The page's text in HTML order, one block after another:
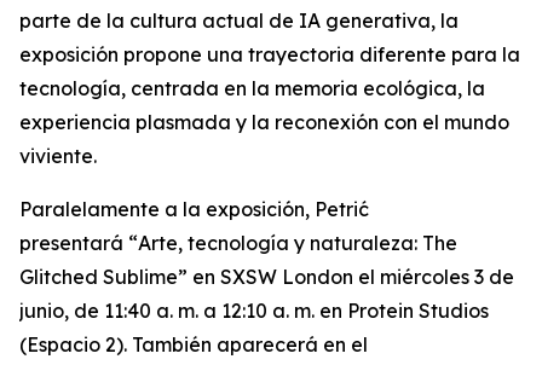
parte de la cultura actual de IA generativa, la
exposición propone una trayectoria diferente para la
tecnología, centrada en la memoria ecológica, la
experiencia plasmada y la reconexión con el mundo
viviente.
Paralelamente a la exposición, Petrić
presentará “Arte, tecnología y naturaleza: The
Glitched Sublime” en SXSW London el miércoles 3 de
junio, de 11:40 a. m. a 12:10 a. m. en Protein Studios
(Espacio 2). También aparecerá en el